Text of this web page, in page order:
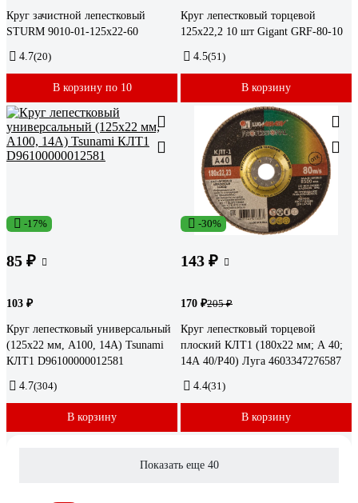
Круг зачистной лепестковый
STURM 9010-01-125x22-60
4.7(20)
В корзину по 10
Круг лепестковый торцевой
125x22,2 10 шт Gigant GRF-80-10
4.5(51)
В корзину
-17%
85 ₽
103 ₽
Круг лепестковый универсальный
(125х22 мм, А100, 14А) Tsunami
КЛТ1 D96100000012581
4.7(304)
В корзину
-30%
143 ₽
170 ₽205 ₽
Круг лепестковый торцевой
плоский КЛТ1 (180х22 мм; А 40;
14А 40/Р40) Луга 4603347276587
4.4(31)
В корзину
Показать еще 40